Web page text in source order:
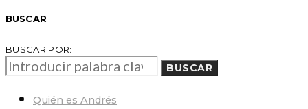
BUSCAR
BUSCAR POR:
BUSCAR
Quién es Andrés